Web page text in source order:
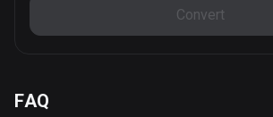
Convert
FAQ